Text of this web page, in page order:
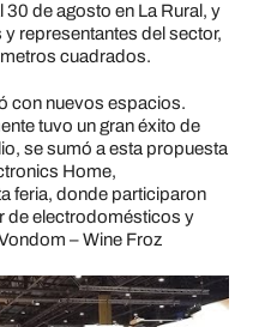
30 de agosto en La Rural, y
representantes del sector,
cuadrados.
con nuevos espacios.
tuvo un gran éxito de
se sumó a esta propuesta
Home,
feria, donde participaron
de electrodomésticos y
– Wine Froz